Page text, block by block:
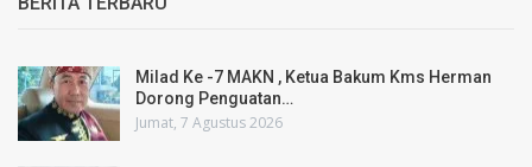
Milad Ke -7 MAKN , Ketua Bakum Kms Herman
Dorong Penguatan…
Jumat, 7 Agustus 2026